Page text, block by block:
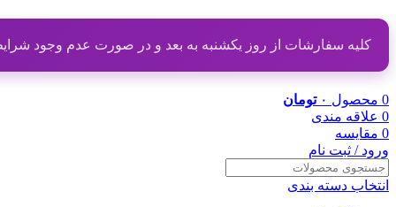
کلیه سفارشات از روز یکشنبه به بعد و در صورت عدم وجود شرایط مناسب از تاریخ ۲۰
0 محصول ۰ تومان
0 علاقه مندی
0 مقایسه
ورود / ثبت نام
انتخاب دسته بندی